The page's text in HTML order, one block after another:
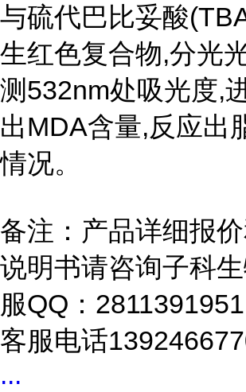
与硫代巴比妥酸
生红色复合物,分光
测532nm处吸光度,
出MDA含量,反应出
情况。
备注：产品详细报价
说明书请咨询子科
服QQ：
客服电话
...